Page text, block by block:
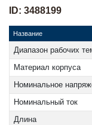
ID: 3488199
Название
Диапазон рабочих
Материал корпуса
Номинальное
Номинальный ток
Длина